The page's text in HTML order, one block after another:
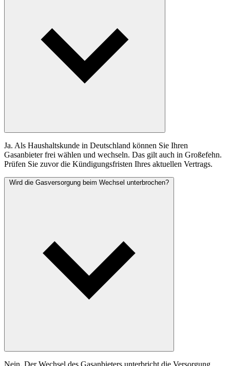
Ja. Als Haushaltskunde in Deutschland können Sie Ihren
Gasanbieter frei wählen und wechseln. Das gilt auch in Großefehn.
Prüfen Sie zuvor die Kündigungsfristen Ihres aktuellen Vertrags.
Wird die Gasversorgung beim Wechsel unterbrochen?